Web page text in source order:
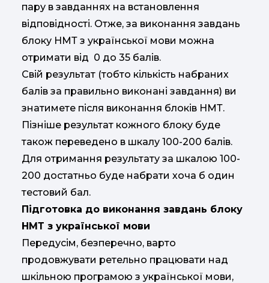
пару в завданнях на встановлення
відповідності. Отже, за виконання завдань
блоку НМТ з української мови можна
отримати від 0 до 35 балів.
Свій результат (тобто кількість набраних
балів за правильно виконані завдання) ви
знатимете після виконання блоків НМТ.
Пізніше результат кожного блоку буде
також переведено в шкалу 100-200 балів.
Для отримання результату за шкалою 100-
200 достатньо буде набрати хоча б один
тестовий бал.
Підготовка до виконання завдань блоку
НМТ з української мови
Передусім, безперечно, варто
продовжувати ретельно працювати над
шкільною програмою з української мови,